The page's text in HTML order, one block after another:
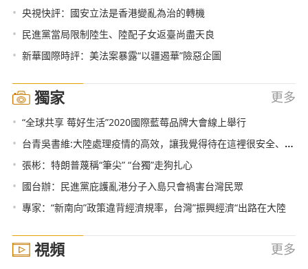
• 央視快評：國安立法是香港變亂為治的轉機
• 民進黨當局限制陸生、陸配子女返臺尚盡天良
• 新華國際時評：美法案暴露“以疆遏華”險惡企圖
獨家 更多
• “全球共享 莓好生活”2020國際藍莓品牌大會線上舉行
• 台青吳書維:大陸處理疫情的高效，讓我覺得待在這裡很安全、安心
• 張彬：特朗普蔑稱“筆尖” “台獨”走狗扎心
• 國台辦：民進黨庇護亂港分子入島只會禍害台灣民眾
• 專家：“新南向”政策違背經濟規率，台灣”振興經濟“出路在大陸
視頻 更多